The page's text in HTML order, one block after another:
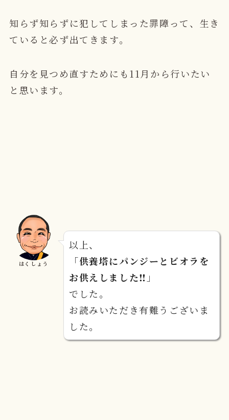
知らず知らずに犯してしまった罪障って、生き
ていると必ず出てきます。
自分を見つめ直すためにも11月から行いたい
と思います。
はくしょう
以上、
「供養塔にパンジーとビオラを
お供えしました‼ 」
でした。
お読みいただき有難うございま
した。